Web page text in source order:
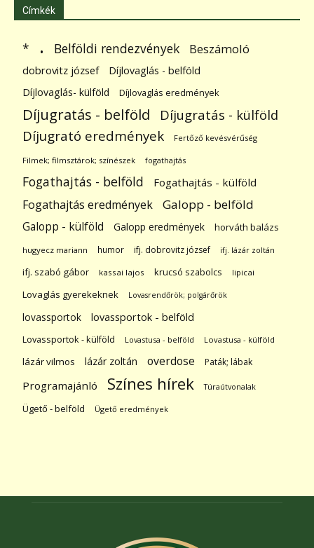
Címkék
* . Belföldi rendezvények Beszámoló
dobrovitz józsef
Díjlovaglás - belföld
Díjlovaglás- külföld
Díjlovaglás eredmények
Díjugratás - belföld Díjugratás - külföld
Díjugrató eredmények Fertőző kevésvérűség
Filmek; filmsztárok; színészek fogathajtás
Fogathajtás - belföld Fogathajtás - külföld
Fogathajtás eredmények Galopp - belföld
Galopp - külföld Galopp eredmények horváth balázs
hugyecz mariann humor ifj. dobrovitz józsef ifj. lázár zoltán
ifj. szabó gábor kassai lajos krucsó szabolcs lipicai
Lovaglás gyerekeknek Lovasrendőrök; polgárőrök
lovassportok lovassportok - belföld
Lovassportok - külföld Lovastusa - belföld Lovastusa - külföld
lázár vilmos lázár zoltán overdose Paták; lábak
Programajánló Színes hírek Túraútvonalak
Ügető - belföld Ügető eredmények